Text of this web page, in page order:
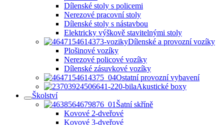
Dílenské stoly s policemi
Nerezové pracovní stoly
Dílenské stoly s nástavbou
Elektricky výškově stavitelnými stoly
Dílenské a provozní vozíky
Plošinové vozíky
Nerezové policové vozíky
Dílenské zásuvkové vozíky
Ostatní provozní vybavení
Akustické boxy
Školství
Šatní skříně
Kovové 2-dveřové
Kovové 3-dveřové